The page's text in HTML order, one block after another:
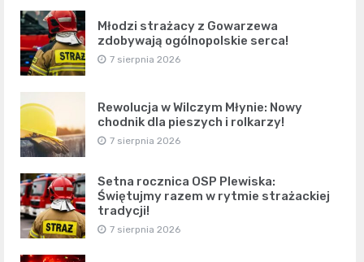
Młodzi strażacy z Gowarzewa
zdobywają ogólnopolskie serca!
7 sierpnia 2026
Rewolucja w Wilczym Młynie: Nowy
chodnik dla pieszych i rolkarzy!
7 sierpnia 2026
Setna rocznica OSP Plewiska:
Świętujmy razem w rytmie strażackiej
tradycji!
7 sierpnia 2026